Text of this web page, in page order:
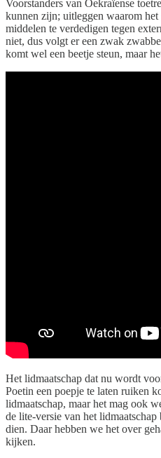
Voorstanders van Oekraïense
kunnen zijn; uitleggen waarom
middelen te verdedigen tegen
niet, dus volgt er een zwak
komt wel een beetje steun, maar
Het lidmaatschap dat nu wordt
Poetin een poepje te laten ruiken
lidmaatschap, maar het mag ook
de lite-versie van het
dien. Daar hebben we het over
kijken.